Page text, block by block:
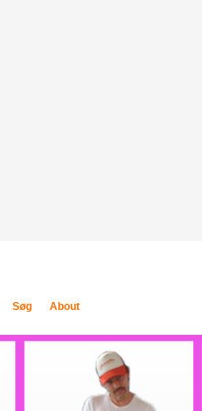
Søg About